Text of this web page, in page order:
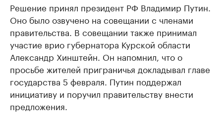
Решение принял президент РФ Владимир Путин.
Оно было озвучено на совещании с членами
правительства. В совещании также принимал
участие врио губернатора Курской области
Александр Хинштейн. Он напомнил, что о
просьбе жителей приграничья докладывал главе
государства 5 февраля. Путин поддержал
инициативу и поручил правительству внести
предложения.